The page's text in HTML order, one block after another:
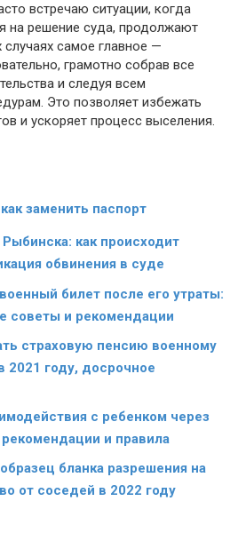
встречаю ситуации, когда
на решение суда, продолжают
случаях самое главное —
грамотно собрав все
и следуя всем
Это позволяет избежать
и ускоряет процесс выселения.
заменить паспорт
Рыбинска: как происходит
обвинения в суде
билет после его утраты:
советы и рекомендации
страховую пенсию военному
2021 году, досрочное
с ребенком через
рекомендации и правила
бланка разрешения на
от соседей в 2022 году